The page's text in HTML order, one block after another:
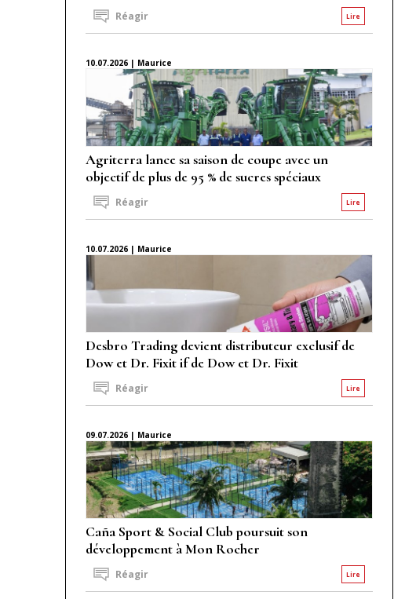
Lire
Réagir
10.07.2026 | Maurice
Agriterra lance sa saison de coupe avec un
objectif de plus de 95 % de sucres spéciaux
Lire
Réagir
10.07.2026 | Maurice
Desbro Trading devient distributeur exclusif de
Dow et Dr. Fixit if de Dow et Dr. Fixit
Lire
Réagir
09.07.2026 | Maurice
Caña Sport & Social Club poursuit son
développement à Mon Rocher
Lire
Réagir